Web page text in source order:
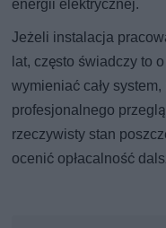
energii elektrycznej.
Jeżeli instalacja
lat, często świadczy to
wymieniać cały
profesjonalnego
rzeczywisty stan
ocenić opłacalność